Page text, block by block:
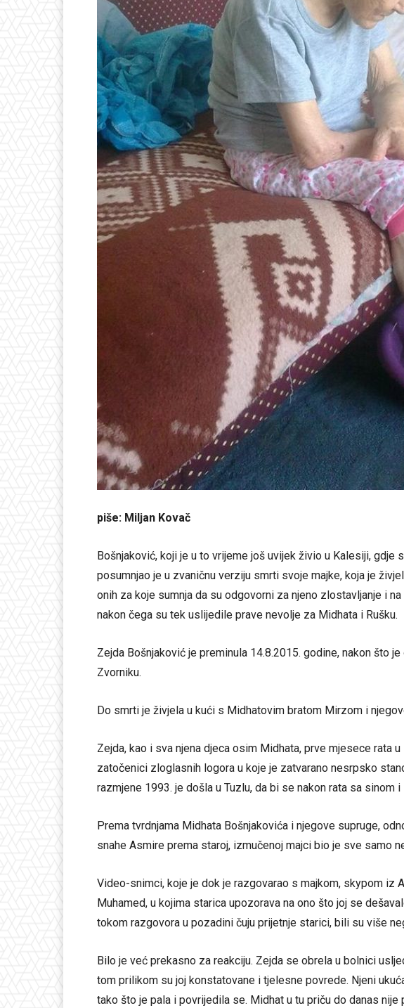
piše: Miljan Kovač
Bošnjaković, koji je u to vrijeme još uvijek živio u Kalesiji, gdje
posumnjao je u zvaničnu verziju smrti svoje majke, koja je
onih za koje sumnja da su odgovorni za njeno zlostavljanje i
nakon čega su tek uslijedile prave nevolje za Midhata i Rušku.
Zejda Bošnjaković je preminula 14.8.2015. godine, nakon što
Zvorniku.
Do smrti je živjela u kući s Midhatovim bratom Mirzom i
Zejda, kao i sva njena djeca osim Midhata, prve mjesece rata
zatočenici zloglasnih logora u koje je zatvarano nesrpsko
razmjene 1993. je došla u Tuzlu, da bi se nakon rata sa sinom
Prema tvrdnjama Midhata Bošnjakovića i njegove supruge,
snahe Asmire prema staroj, izmučenoj majci bio je sve samo
Video-snimci, koje je dok je razgovarao s majkom, skypom iz
Muhamed, u kojima starica upozorava na ono što joj se
tokom razgovora u pozadini čuju prijetnje starici, bili su više
Bilo je već prekasno za reakciju. Zejda se obrela u bolnici
tom prilikom su joj konstatovane i tjelesne povrede. Njeni
tako što je pala i povrijedila se. Midhat u tu priču do danas nije